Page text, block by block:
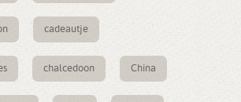
cadeautje
chalcedoon China